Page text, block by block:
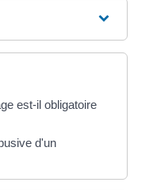
est-il obligatoire
d'un